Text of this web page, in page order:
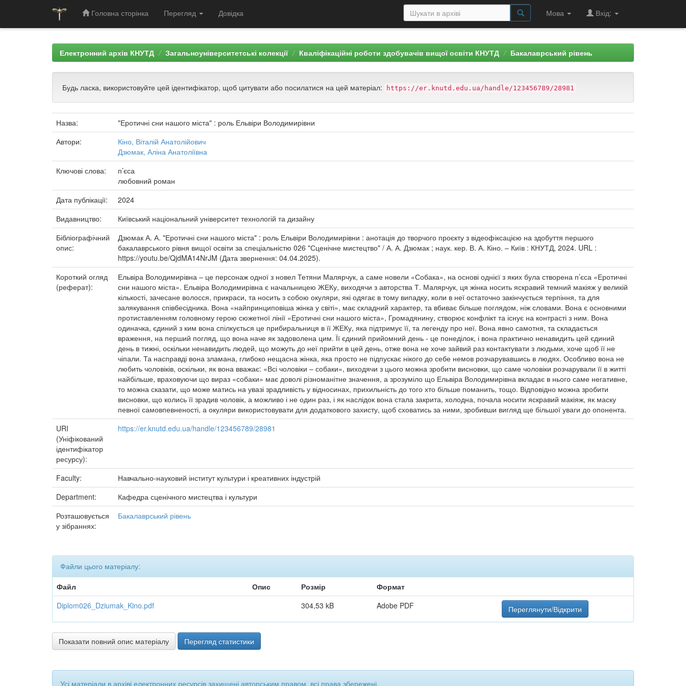
Головна сторінка Перегляд Довідка Мова Вхід:
Електронний архів КНУТД Загальноуніверситетські колекції Кваліфікаційні роботи здобувачів вищої освіти КНУТД Бакалаврський рівень
Будь ласка, використовуйте цей ідентифікатор, щоб цитувати або посилатися на цей матеріал: https://er.knutd.edu.ua/handle/123456789/28981
Назва:
"Еротичні сни нашого міста" : роль Ельвіри Володимирівни
Автори:
Кіно, Віталій Анатолійович
Дзюмак, Аліна Анатоліївна
Ключові слова:
п’єса
любовний роман
Дата публікації:
2024
Видавництво:
Київський національний університет технологій та дизайну
Бібліографічний
опис:
Дзюмак А. А. "Еротичні сни нашого міста" : роль Ельвіри Володимирівни : анотація до творчого проєкту з відеофіксацією на здобуття першого
бакалаврського рівня вищої освіти за спеціальністю 026 "Сценічне мистецтво" / А. А. Дзюмак ; наук. кер. В. А. Кіно. – Київ : КНУТД, 2024. URL :
https://youtu.be/QjdMA14NrJM (Дата звернення: 04.04.2025).
Короткий огляд
(реферат):
Ельвіра Володимирівна – це персонаж одної з новел Тетяни Малярчук, а саме новели «Собака», на основі однієї з яких була створена п’єса «Еротичні
сни нашого міста». Ельвіра Володимирівна є начальницею ЖЕКу, виходячи з авторства Т. Малярчук, ця жінка носить яскравий темний макіяж у великій
кількості, зачесане волосся, прикраси, та носить з собою окуляри, які одягає в тому випадку, коли в неї остаточно закінчується терпіння, та для
залякування співбесідника. Вона «найпринциповіша жінка у світі», має складний характер, та вбиває більше поглядом, ніж словами. Вона є основними
протиставленням головному герою сюжетної лінії «Еротичні сни нашого міста», Громадянину, створює конфлікт та існує на контрасті з ним. Вона
одиначка, єдиний з ким вона спілкується це прибиральниця в її ЖЕКу, яка підтримує її, та легенду про неї. Вона явно самотня, та складається
враження, на перший погляд, що вона наче як задоволена цим. Її єдиний прийомний день - це понеділок, і вона практично ненавидить цей єдиний
день в тижні, оскільки ненавидить людей, що можуть до неї прийти в цей день, отже вона не хоче зайвий раз контактувати з людьми, хоче щоб її не
чіпали. Та насправді вона зламана, глибоко нещасна жінка, яка просто не підпускає нікого до себе немов розчарувавшись в людях. Особливо вона не
любить чоловіків, оскільки, як вона вважає: «Всі чоловіки – собаки», виходячи з цього можна зробити висновки, що саме чоловіки розчарували її в житті
найбільше, враховуючи що вираз «собаки» має доволі різноманітне значення, а зрозуміло що Ельвіра Володимирівна вкладає в нього саме негативне,
то можна сказати, що може матись на увазі зрадливість у відносинах, прихильність до того хто більше поманить, тощо. Відповідно можна зробити
висновки, що колись її зрадив чоловік, а можливо і не один раз, і як наслідок вона стала закрита, холодна, почала носити яскравий макіяж, як маску
певної самовпевненості, а окуляри використовувати для додаткового захисту, щоб сховатись за ними, зробивши вигляд ще більшої уваги до опонента.
URI
(Уніфікований
ідентифікатор
ресурсу):
https://er.knutd.edu.ua/handle/123456789/28981
Faculty:
Навчально-науковий інститут культури і креативних індустрій
Department:
Кафедра сценічного мистецтва і культури
Розташовується
у зібраннях:
Бакалаврський рівень
Файли цього матеріалу:
Файл
Опис Розмір
Формат
Diplom026_Dziumak_Kino.pdf
304,53 kB Adobe PDF Переглянути/Відкрити
Показати повний опис матеріалу Перегляд статистики
Усі матеріали в архіві електронних ресурсів захищені авторським правом, всі права збережені.